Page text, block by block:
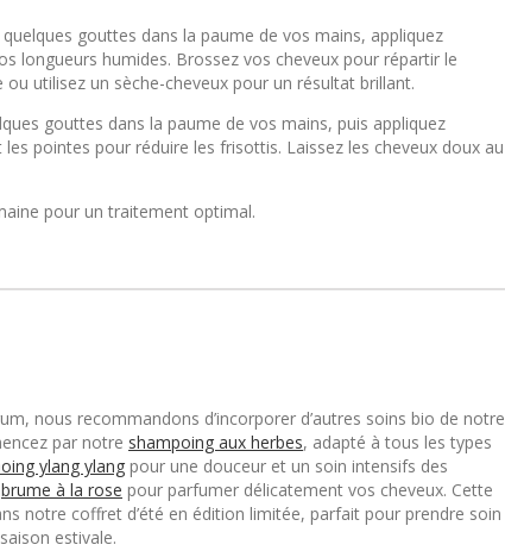
quelques gouttes dans la paume de vos mains, appliquez
longueurs humides. Brossez vos cheveux pour répartir le
ou utilisez un sèche-cheveux pour un résultat brillant.
gouttes dans la paume de vos mains, puis appliquez
pointes pour réduire les frisottis. Laissez les cheveux doux au
pour un traitement optimal.
nous recommandons d’incorporer d’autres soins bio de notre
par notre shampoing aux herbes, adapté à tous les types
ylang ylang pour une douceur et un soin intensifs des
brume à la rose pour parfumer délicatement vos cheveux. Cette
notre coffret d’été en édition limitée, parfait pour prendre soin
estivale.